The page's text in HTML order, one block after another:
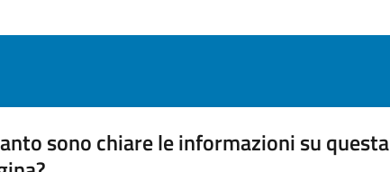
sono chiare le informazioni su questa